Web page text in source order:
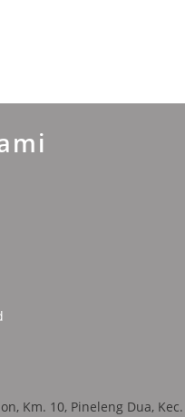
Km. 10, Pineleng Dua, Kec.